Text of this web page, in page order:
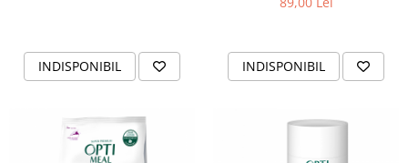
INDISPONIBIL INDISPONIBIL